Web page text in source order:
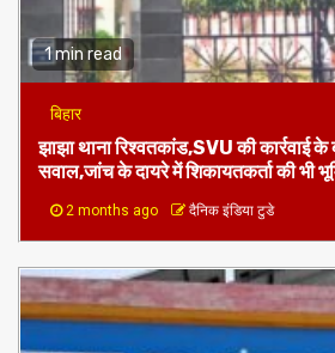
1 min read
बिहार
झाझा थाना रिश्वतकांड,SVU की कार्रवाई
सवाल,जांच के दायरे में शिकायतकर्ता की भी
2 months ago दैनिक इंडिया टुडे